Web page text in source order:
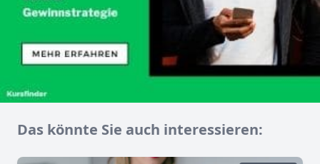
Das könnte Sie auch interessieren: